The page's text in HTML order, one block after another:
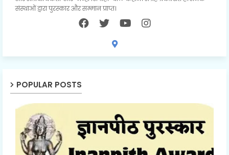
संस्थाओं द्वारा पुरस्कार और सम्मान प्राप्त।
POPULAR POSTS